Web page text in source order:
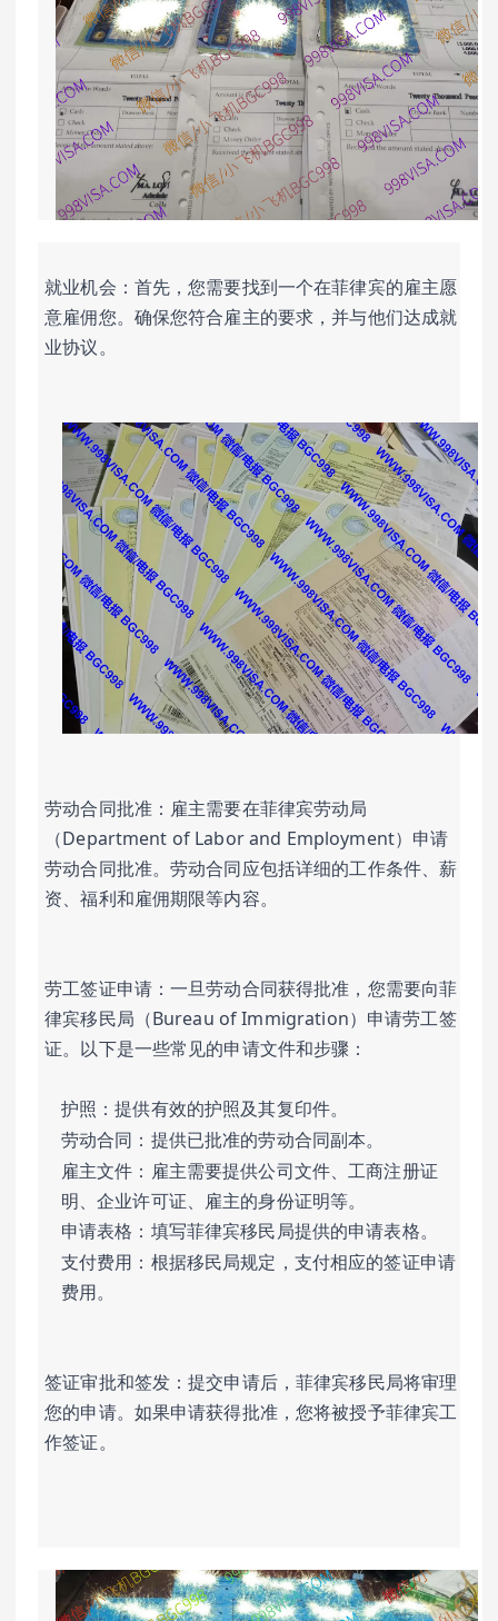
就业机会：首先，您需要找到一个在菲律宾的雇主愿
意雇佣您。确保您符合雇主的要求，并与他们达成就
业协议。
劳动合同批准：雇主需要在菲律宾劳动局
（Department of Labor and Employment）申请
劳动合同批准。劳动合同应包括详细的工作条件、薪
资、福利和雇佣期限等内容。
劳工签证申请：一旦劳动合同获得批准，您需要向菲
律宾移民局（Bureau of Immigration）申请劳工签
证。以下是一些常见的申请文件和步骤：
护照：提供有效的护照及其复印件。
劳动合同：提供已批准的劳动合同副本。
雇主文件：雇主需要提供公司文件、工商注册证
明、企业许可证、雇主的身份证明等。
申请表格：填写菲律宾移民局提供的申请表格。
支付费用：根据移民局规定，支付相应的签证申请
费用。
签证审批和签发：提交申请后，菲律宾移民局将审理
您的申请。如果申请获得批准，您将被授予菲律宾工
作签证。